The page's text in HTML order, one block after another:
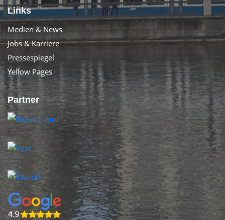
Links
Medien & News
Jobs & Karriere
Pressespiegel
Yellow Pages
Partner